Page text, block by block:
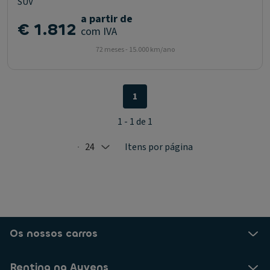
€ 1.812 a partir de
com IVA
72 meses - 15.000 km/ano
Selected: 24
24 Itens por página
1
1 - 1 de 1
Os nossos carros